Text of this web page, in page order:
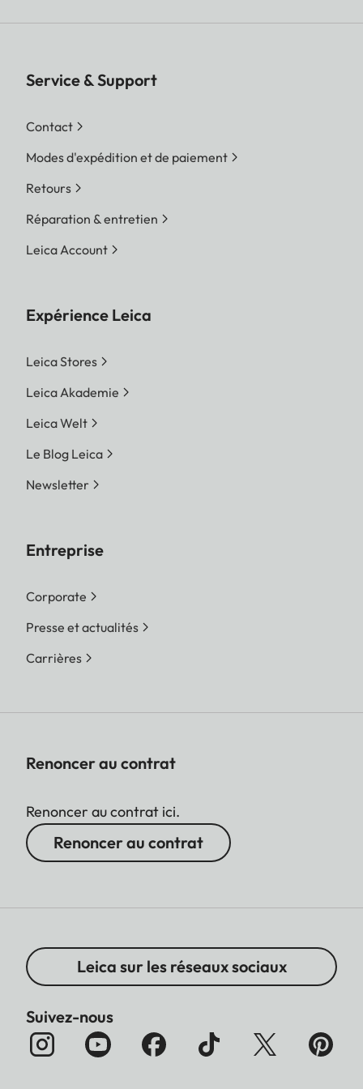
Service & Support
Contact
Modes d'expédition et de paiement
Retours
Réparation & entretien
Leica Account
Expérience Leica
Leica Stores
Leica Akademie
Leica Welt
Le Blog Leica
Newsletter
Entreprise
Corporate
Presse et actualités
Carrières
Renoncer au contrat
Renoncer au contrat ici.
Renoncer au contrat
Leica sur les réseaux sociaux
Suivez-nous